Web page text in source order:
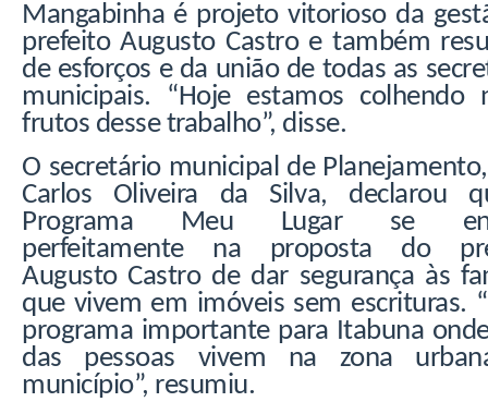
Mangabinha é projeto vitorioso da
prefeito Augusto Castro e também
de esforços e da união de todas as
municipais. “Hoje estamos colhendo
frutos desse trabalho”, disse.
O secretário municipal de
Carlos Oliveira da Silva, declarou
Programa Meu Lugar se
perfeitamente na proposta do
Augusto Castro de dar segurança às
que vivem em imóveis sem escrituras.
programa importante para Itabuna
das pessoas vivem na zona
município”, resumiu.